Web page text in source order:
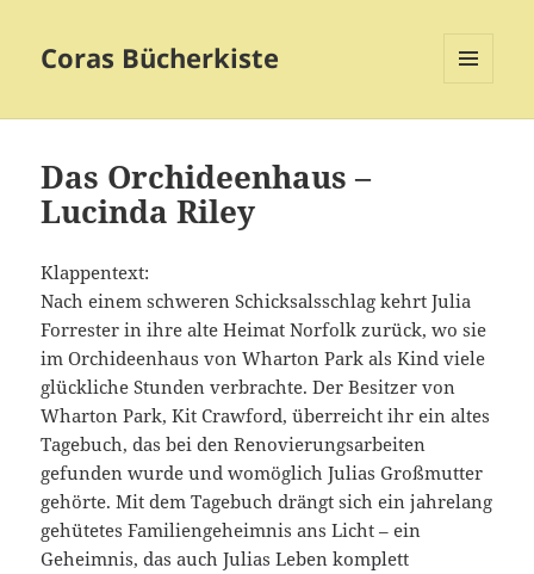
Coras Bücherkiste
Das Orchideenhaus –
Lucinda Riley
Klappentext:
Nach einem schweren Schicksalsschlag kehrt Julia
Forrester in ihre alte Heimat Norfolk zurück, wo sie
im Orchideenhaus von Wharton Park als Kind viele
glückliche Stunden verbrachte. Der Besitzer von
Wharton Park, Kit Crawford, überreicht ihr ein altes
Tagebuch, das bei den Renovierungsarbeiten
gefunden wurde und womöglich Julias Großmutter
gehörte. Mit dem Tagebuch drängt sich ein jahrelang
gehütetes Familiengeheimnis ans Licht – ein
Geheimnis, das auch Julias Leben komplett